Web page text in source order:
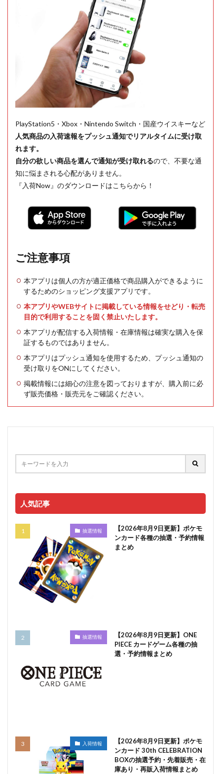
PlayStation5・Xbox・Nintendo Switch・国産ウイスキーなど
人気商品の入荷速報をプッシュ通知でリアルタイムに受け取
れます。
自分の欲しい商品を選んで通知が受け取れるので、不要な通
知に悩まされる心配がありません。
『入荷Now』のダウンロードはこちらから！
ご注意事項
本アプリは個人の方が適正価格で商品購入ができるように
するためのショッピング支援アプリです。
本アプリやWEBサイトに掲載している情報をせどり・転売
目的で利用することを固く禁止いたします。
本アプリが配信する入荷情報・在庫情報は確実な購入を保
証するものではありません。
本アプリはプッシュ通知を使用するため、プッシュ通知の
受け取りをONにしてください。
掲載情報には細心の注意を図っておりますが、購入前に必
ず販売価格・販売元をご確認ください。
人気記事
抽選情報
【2026年8月9日更新】ポケモ
ンカード各種の抽選・予約情報
まとめ
抽選情報
【2026年8月9日更新】ONE
PIECE カードゲーム各種の抽
選・予約情報まとめ
入荷情報
【2026年8月9日更新】ポケモ
ンカード 30th CELEBRATION
BOXの抽選予約・先着販売・在
庫あり・再販入荷情報まとめ